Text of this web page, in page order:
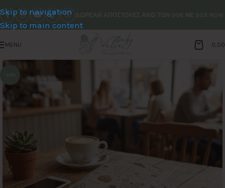
Skip to navigation
Skip to main content
MENU